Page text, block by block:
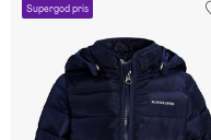
Supergod pris